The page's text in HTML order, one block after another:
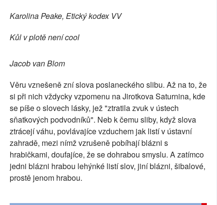
Karolina Peake, Etický kodex VV
Kůl v plotě není cool
Jacob van Blom
Věru vznešeně zní slova poslaneckého slibu. Až na to, že
si při nich vždycky vzpomenu na Jirotkova Saturnina, kde
se píše o slovech lásky, jež "ztratila zvuk v ústech
sňatkových podvodníků". Neb k čemu sliby, když slova
ztrácejí váhu, povlávajíce vzduchem jak listí v ústavní
zahradě, mezi nímž vzrušeně pobíhají blázni s
hrabičkami, doufajíce, že se dohrabou smyslu. A zatímco
jedni blázni hrabou lehýnké listí slov, jiní blázni, šibalové,
prostě jenom hrabou.